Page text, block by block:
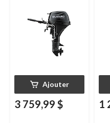
Ajouter
3 759,99 $ 1